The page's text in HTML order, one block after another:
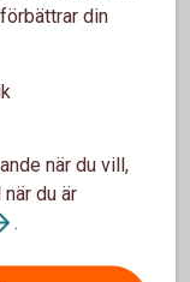
din
när du vill,
du är
.